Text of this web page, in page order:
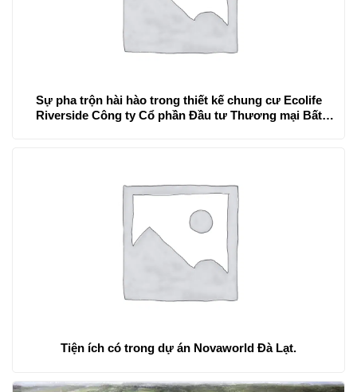
Sự pha trộn hài hào trong thiết kế chung cư Ecolife
Riverside Công ty Cổ phần Đầu tư Thương mại Bất
Tiện ích có trong dự án Novaworld Đà Lạt.